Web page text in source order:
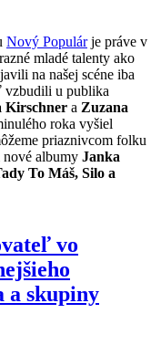
Nový Populárje práve v
mladé talenty ako
na našej scéne iba
vzbudili u publika
Kirschner a Zuzana
roka vyšiel
priaznivcom folku
albumy Janka
To Máš, Silo a
vo
a skupiny